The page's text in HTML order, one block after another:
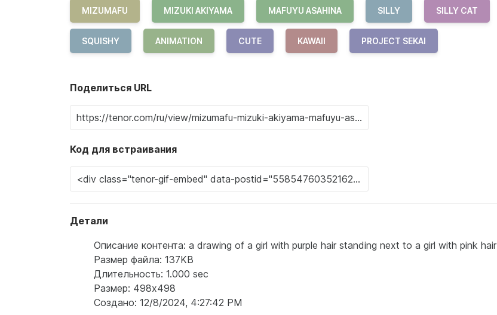
MIZUMAFU MIZUKI AKIYAMA MAFUYU ASAHINA SILLY SILLY CAT
SQUISHY ANIMATION CUTE KAWAII PROJECT SEKAI
Поделиться URL
Код для встраивания
Детали
Описание контента: a drawing of a girl with purple hair standing next to a girl with pink hair
Размер файла: 137KB
Длительность: 1.000 sec
Размер: 498x498
Создано: 12/8/2024, 4:27:42 PM